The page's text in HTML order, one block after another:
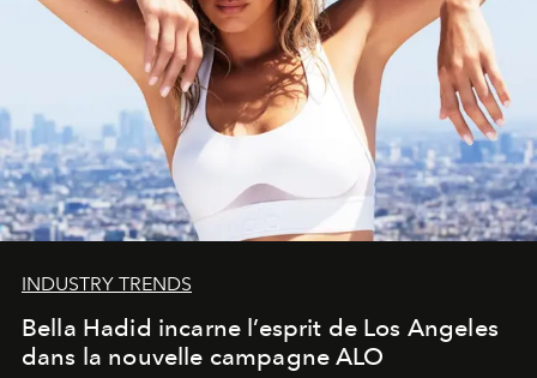
INDUSTRY TRENDS
Bella Hadid incarne l’esprit de Los Angeles
dans la nouvelle campagne ALO